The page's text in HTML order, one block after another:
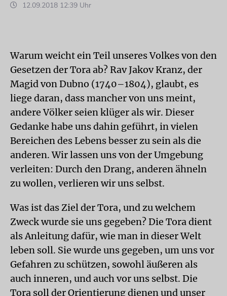
12.09.2018 12:39 Uhr
Warum weicht ein Teil unseres Volkes von den
Ge­setzen der Tora ab? Rav Jakov Kranz, der
Magid von Dubno (1740–1804), glaubt, es
liege daran, dass mancher von uns meint,
andere Völker seien klüger als wir. Dieser
Gedanke habe uns dahin geführt, in vielen
Bereichen des Lebens besser zu sein als die
anderen. Wir lassen uns von der Umgebung
verleiten: Durch den Drang, anderen ähneln
zu wollen, verlieren wir uns selbst.
Was ist das Ziel der Tora, und zu welchem
Zweck wurde sie uns gegeben? Die Tora dient
als Anleitung dafür, wie man in dieser Welt
leben soll. Sie wurde uns gegeben, um uns vor
Gefahren zu schützen, sowohl äußeren als
auch inneren, und auch vor uns selbst. Die
Tora soll der Orientierung dienen und unser